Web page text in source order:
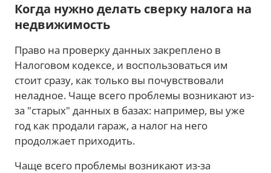
Когда нужно делать сверку налога на
недвижимость
Право на проверку данных закреплено в
Налоговом кодексе, и воспользоваться им
стоит сразу, как только вы почувствовали
неладное. Чаще всего проблемы возникают из-
за "старых" данных в базах: например, вы уже
год как продали гараж, а налог на него
продолжает приходить.
Чаще всего проблемы возникают из-за